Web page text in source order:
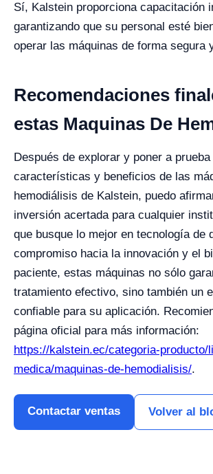
Sí, Kalstein proporciona capacitación
garantizando que su personal esté
operar las máquinas de forma segura
Recomendaciones
estas Maquinas De
Después de explorar y poner a prueba
características y beneficios de las
hemodiálisis de Kalstein, puedo
inversión acertada para cualquier
que busque lo mejor en tecnología de
compromiso hacia la innovación y el
paciente, estas máquinas no sólo
tratamiento efectivo, sino también un
confiable para su aplicación.
página oficial para más información:
https://kalstein.ec/categoria-producto/
medica/maquinas-de-hemodialisis/.
Contactar ventas Volver al